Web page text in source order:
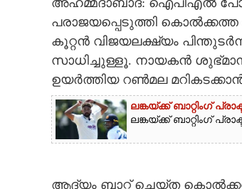
CARTOONS
LITERATURE
CONTACT US
അഹമ്മദാബാദ്: ഐപിഎൽ
പരാജയപ്പെടുത്തി
കൂറ്റൻ വിജയലക്ഷ്യം
സാധിച്ചുള്ളൂ. നായകൻ
ഉയർത്തിയ റൺമല
ലങ്കയ്ക്ക് ബാറ്റിംഗ്
ലങ്കയ്ക്ക് ബാറ്റിംഗ്
ആദ്യം ബാറ്റ് ചെയ്ത